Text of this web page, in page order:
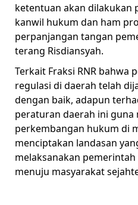
ketentuan akan dilakukan
kanwil hukum dan ham
perpanjangan tangan
terang Risdiansyah.
Terkait Fraksi RNR bahwa
regulasi di daerah telah
dengan baik, adapun
peraturan daerah ini guna
perkembangan hukum di
menciptakan landasan
melaksanakan
menuju masyarakat